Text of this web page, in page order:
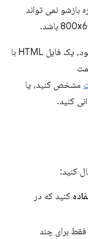
بازشو نمی تواند
برای افزودن یک پنجره بازشو به عملکرد مرورگر خود، یک فایل HTML با
مشخص کنید، یا
کنید.
کنید:
کنید که در
فقط برای چند